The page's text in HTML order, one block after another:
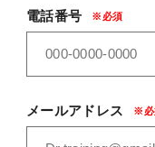
電話番号
メールアドレス